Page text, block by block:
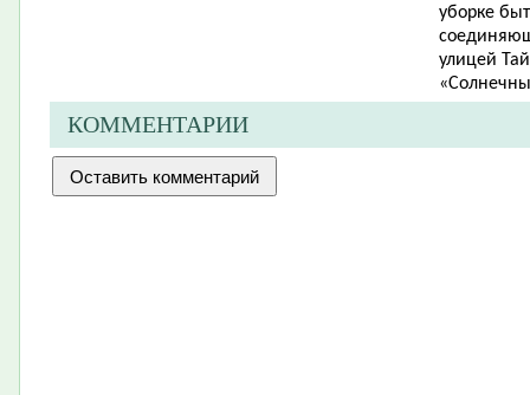
уборке
улицей
КОММЕНТАРИИ